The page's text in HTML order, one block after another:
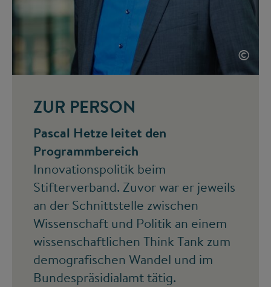
©
ZUR PERSON
Pascal Hetze leitet den
Programmbereich
Innovationspolitik beim
Stifterverband. Zuvor war er jeweils
an der Schnittstelle zwischen
Wissenschaft und Politik an einem
wissenschaftlichen Think Tank zum
demografischen Wandel und im
Bundespräsidialamt tätig.